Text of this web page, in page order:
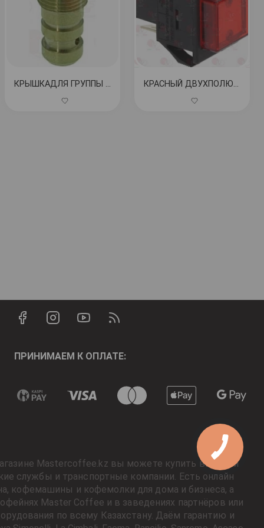
КРЫШКАДЛЯ ГРУППЫ ПОДАЧЫ КОД: 1349416 КРАСНЫЙ ДВУХПОЛЮСНЫЙ ВЫКЛЮЧАТЕЛЬ 10А 250В КОД: 3319420
ПРИНИМАЕМ К ОПЛАТЕ:
Mastercoffee.kz вы можете купить вкусный
службы и транспортные компании. Есть онлайн
кофемашины и кофемолки для дома и бизнеса, а
Master Coffee и в заведениях партнёров или
по всему Казахстану. Даём гарантию и